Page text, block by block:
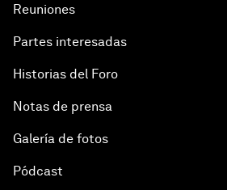
Reuniones
Partes interesadas
Historias del Foro
Notas de prensa
Galería de fotos
Pódcast